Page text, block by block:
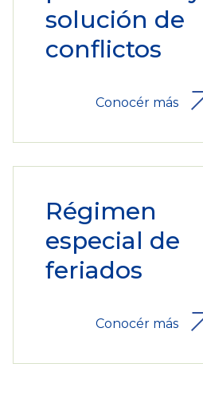
solución de
conflictos
Conocér más
Régimen
especial de
feriados
Conocér más